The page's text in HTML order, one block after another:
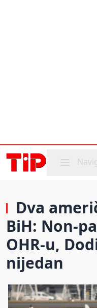
Mobile
Dva
BiH: Non-
OHR-u,
nijedan